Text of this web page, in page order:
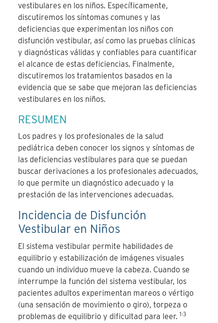
vestibulares en los niños. Específicamente,
discutiremos los síntomas comunes y las
deficiencias que experimentan los niños con
disfunción vestibular, así como las pruebas clínicas
y diagnósticas válidas y confiables para cuantificar
el alcance de estas deficiencias. Finalmente,
discutiremos los tratamientos basados en la
evidencia que se sabe que mejoran las deficiencias
vestibulares en los niños.
RESUMEN
Los padres y los profesionales de la salud
pediátrica deben conocer los signos y síntomas de
las deficiencias vestibulares para que se puedan
buscar derivaciones a los profesionales adecuados,
lo que permite un diagnóstico adecuado y la
prestación de las intervenciones adecuadas.
Incidencia de Disfunción
Vestibular en Niños
El sistema vestibular permite habilidades de
equilibrio y estabilización de imágenes visuales
cuando un individuo mueve la cabeza. Cuando se
interrumpe la función del sistema vestibular, los
pacientes adultos experimentan mareos o vértigo
(una sensación de movimiento o giro), torpeza o
problemas de equilibrio y dificultad para leer. 1-3